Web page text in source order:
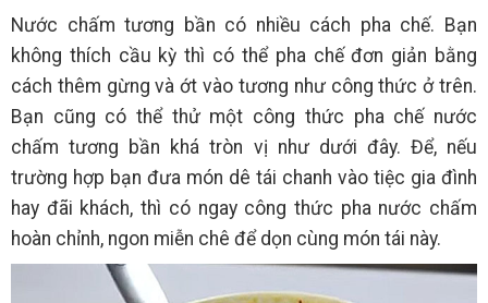
Nước chấm tương bần có nhiều cách pha chế. Bạn
không thích cầu kỳ thì có thể pha chế đơn giản bằng
cách thêm gừng và ớt vào tương như công thức ở trên.
Bạn cũng có thể thử một công thức pha chế nước
chấm tương bần khá tròn vị như dưới đây. Để, nếu
trường hợp bạn đưa món dê tái chanh vào tiệc gia đình
hay đãi khách, thì có ngay công thức pha nước chấm
hoàn chỉnh, ngon miễn chê để dọn cùng món tái này.